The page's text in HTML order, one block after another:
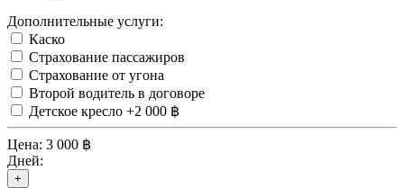
Дополнительные услуги:
Каско
Страхование пассажиров
Страхование от угона
Второй водитель в договоре
Детское кресло +2 000 ฿
Цена: 3 000 ฿
Дней:
+